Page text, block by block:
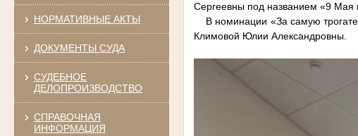
НОРМАТИВНЫЕ АКТЫ
ДОКУМЕНТЫ СУДА
СУДЕБНОЕ
ДЕЛОПРОИЗВОДСТВО
СПРАВОЧНАЯ
ИНФОРМАЦИЯ
Сергеевны под названием «9 Мая
В номинации «За самую
Климовой Юлии Александровны.